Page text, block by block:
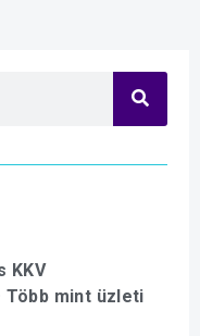
KKV
mint üzleti